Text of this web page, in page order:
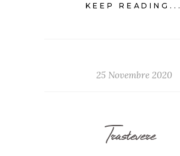
KEEP READING...
25 Novembre 2020
Trastevere